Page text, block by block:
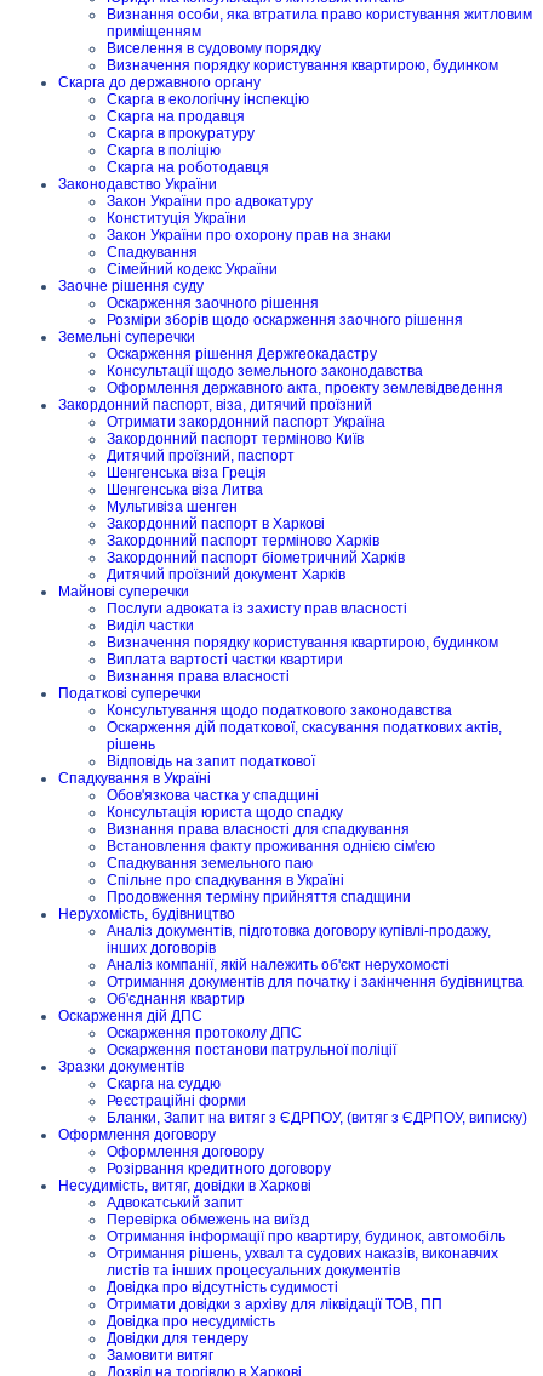
Визнання особи, яка втратила право користування житловим
приміщенням
Виселення в судовому порядку
Визначення порядку користування квартирою, будинком
Скарга до державного органу
Скарга в екологічну інспекцію
Скарга на продавця
Скарга в прокуратуру
Скарга в поліцію
Скарга на роботодавця
Законодавство України
Закон України про адвокатуру
Конституція України
Закон України про охорону прав на знаки
Спадкування
Сімейний кодекс України
Заочне рішення суду
Оскарження заочного рішення
Розміри зборів щодо оскарження заочного рішення
Земельні суперечки
Оскарження рішення Держгеокадастру
Консультації щодо земельного законодавства
Оформлення державного акта, проекту землевідведення
Закордонний паспорт, віза, дитячий проїзний
Отримати закордонний паспорт Україна
Закордонний паспорт терміново Київ
Дитячий проїзний, паспорт
Шенгенська віза Греція
Шенгенська віза Литва
Мультивіза шенген
Закордонний паспорт в Харкові
Закордонний паспорт терміново Харків
Закордонний паспорт біометричний Харків
Дитячий проїзний документ Харків
Майнові суперечки
Послуги адвоката із захисту прав власності
Виділ частки
Визначення порядку користування квартирою, будинком
Виплата вартості частки квартири
Визнання права власності
Податкові суперечки
Консультування щодо податкового законодавства
Оскарження дій податкової, скасування податкових актів,
рішень
Відповідь на запит податкової
Спадкування в Україні
Обов'язкова частка у спадщині
Консультація юриста щодо спадку
Визнання права власності для спадкування
Встановлення факту проживання однією сім'єю
Спадкування земельного паю
Спільне про спадкування в Україні
Продовження терміну прийняття спадщини
Нерухомість, будівництво
Аналіз документів, підготовка договору купівлі-продажу,
інших договорів
Аналіз компанії, якій належить об'єкт нерухомості
Отримання документів для початку і закінчення будівництва
Об'єднання квартир
Оскарження дій ДПС
Оскарження протоколу ДПС
Оскарження постанови патрульної поліції
Зразки документів
Скарга на суддю
Реєстраційні форми
Бланки, Запит на витяг з ЄДРПОУ, (витяг з ЄДРПОУ, виписку)
Оформлення договору
Оформлення договору
Розірвання кредитного договору
Несудимість, витяг, довідки в Харкові
Адвокатський запит
Перевірка обмежень на виїзд
Отримання інформації про квартиру, будинок, автомобіль
Отримання рішень, ухвал та судових наказів, виконавчих
листів та інших процесуальних документів
Довідка про відсутність судимості
Отримати довідки з архіву для ліквідації ТОВ, ПП
Довідка про несудимість
Довідки для тендеру
Замовити витяг
Дозвіл на торгівлю в Харкові